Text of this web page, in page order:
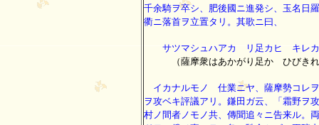
千余騎ヲ卒シ、肥後國ニ進発シ、玉名日
衢ニ落首ヲ立置タリ。其歌ニ曰、
サツマシュハアカゞリ足カヒゞキレカ
（薩摩衆はあかがり足か ひびき
イカナルモノゝ仕業ニヤ、薩摩勢コレ
ヲ攻ベキ評議アリ。鎌田ガ云、「霜野ヲ
村ノ間者ノモノ共、傳聞追々ニ告来ル。